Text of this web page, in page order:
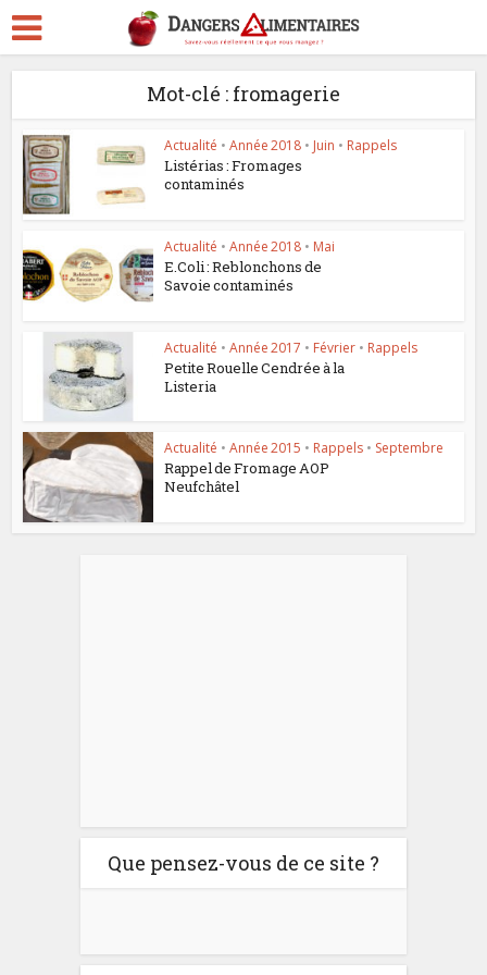
Mot-clé : fromagerie
Actualité • Année 2018 • Juin • Rappels
Listérias : Fromages
contaminés
Actualité • Année 2018 • Mai
E.Coli : Reblonchons de
Savoie contaminés
Actualité • Année 2017 • Février • Rappels
Petite Rouelle Cendrée à la
Listeria
Actualité • Année 2015 • Rappels • Septembre
Rappel de Fromage AOP
Neufchâtel
Que pensez-vous de ce site ?